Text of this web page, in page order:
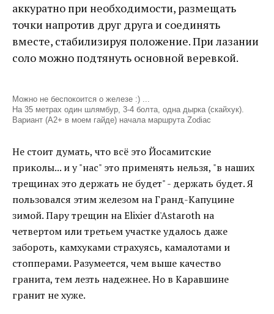
аккуратно при необходимости, размещать
точки напротив друг друга и соединять
вместе, стабилизируя положение. При лазании
соло можно подтянуть основной веревкой.
Можно не беспокоится о железе :) ...
На 35 метрах один шлямбур, 3-4 болта, одна дырка (скайхук).
Вариант (A2+ в моем гайде) начала маршрута Zodiac
Не стоит думать, что всё это Йосамитские
приколы... и у "нас" это применять нельзя, "в наших
трещинах это держать не будет" - держать будет. Я
пользовался этим железом на Гранд-Капуцине
зимой. Пару трещин на Elixier d'Astaroth на
четвертом или третьем участке удалось даже
забороть, камхуками страхуясь, камалотами и
стопперами. Разумеется, чем выше качество
гранита, тем лезть надежнее. Но в Каравшине
гранит не хуже.